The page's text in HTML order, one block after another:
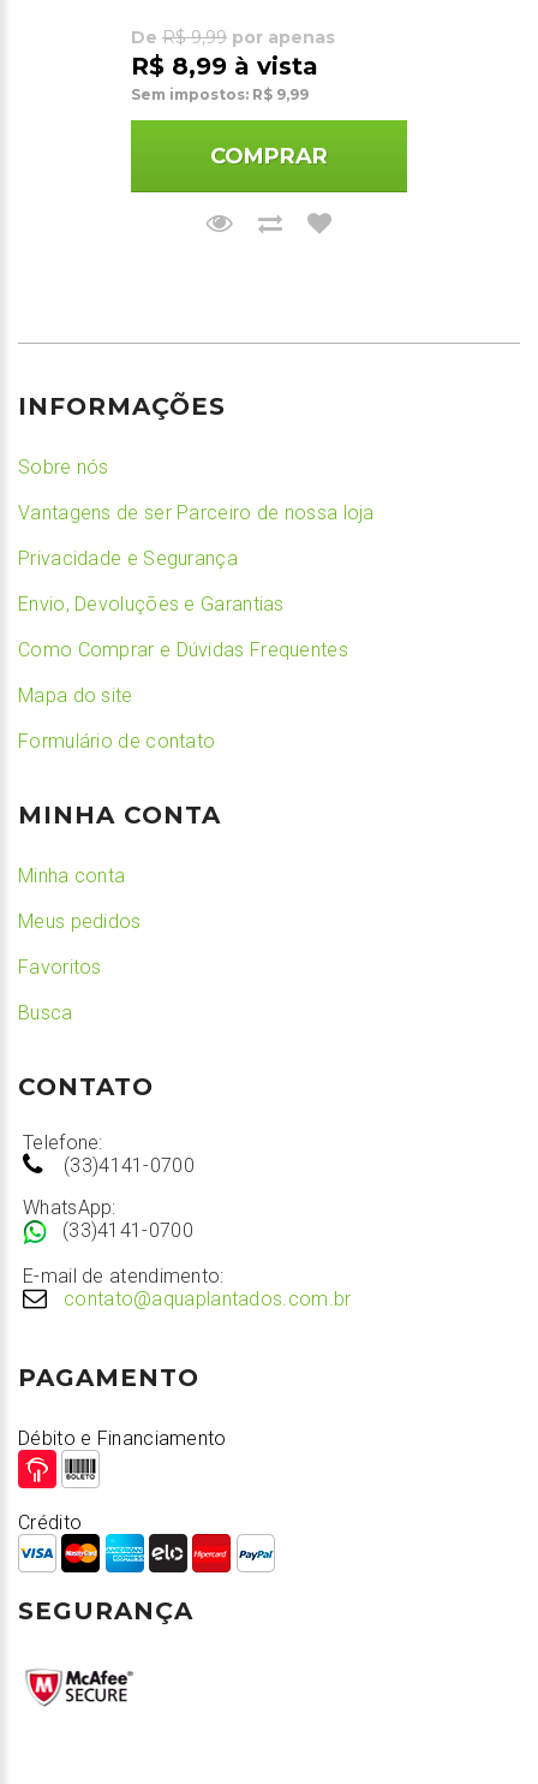
De R$ 9,99 por apenas
R$ 8,99 à vista
Sem impostos: R$ 9,99
COMPRAR
INFORMAÇÕES
Sobre nós
Vantagens de ser Parceiro de nossa loja
Privacidade e Segurança
Envio, Devoluções e Garantias
Como Comprar e Dúvidas Frequentes
Mapa do site
Formulário de contato
MINHA CONTA
Minha conta
Meus pedidos
Favoritos
Busca
CONTATO
Telefone:
(33)4141-0700
WhatsApp:
(33)4141-0700
E-mail de atendimento:
contato@aquaplantados.com.br
PAGAMENTO
Débito e Financiamento
Crédito
SEGURANÇA